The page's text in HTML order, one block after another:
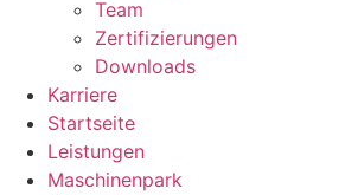
Team
Zertifizierungen
Downloads
Karriere
Startseite
Leistungen
Maschinenpark